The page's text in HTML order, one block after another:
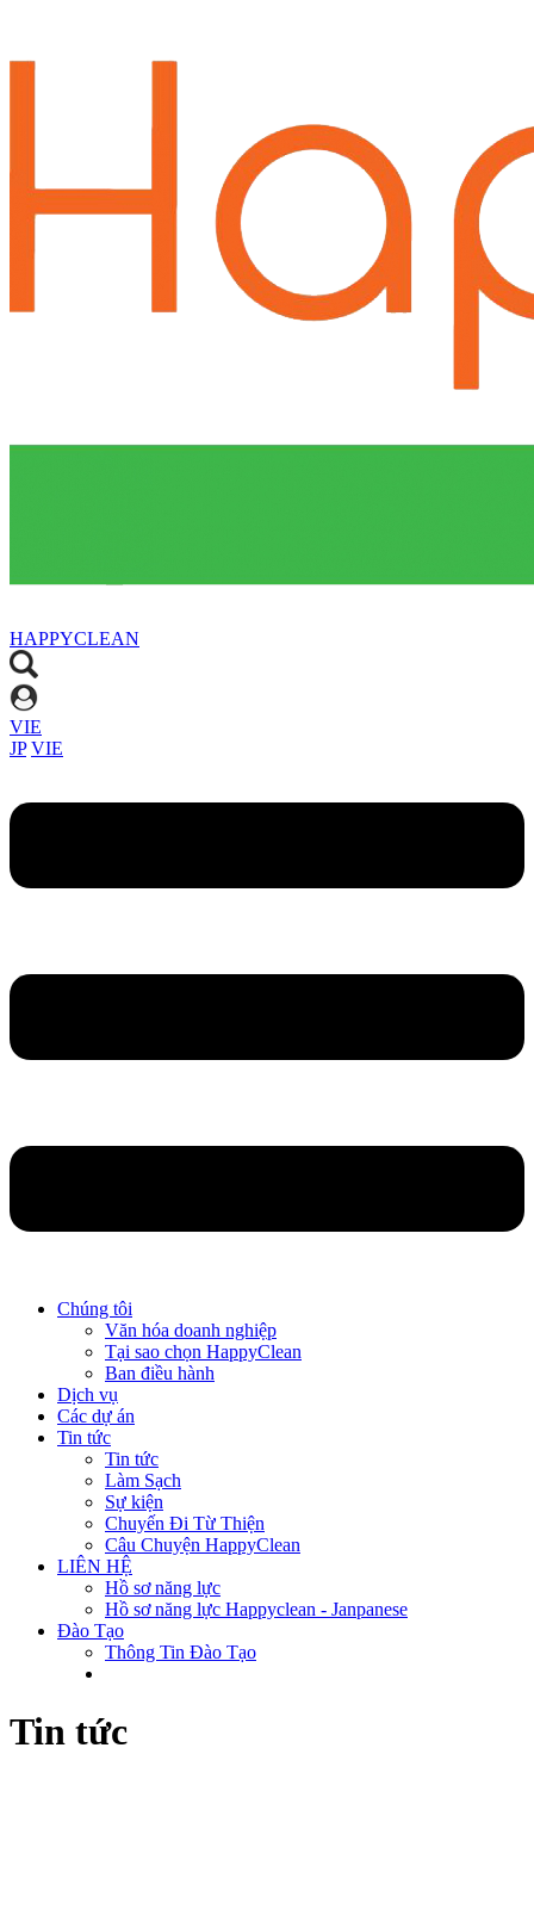
HAPPYCLEAN
VIE
JP VIE
Chúng tôi
Văn hóa doanh nghiệp
Tại sao chọn HappyClean
Ban điều hành
Dịch vụ
Các dự án
Tin tức
Tin tức
Làm Sạch
Sự kiện
Chuyến Đi Từ Thiện
Câu Chuyện HappyClean
LIÊN HỆ
Hồ sơ năng lực
Hồ sơ năng lực Happyclean - Janpanese
Đào Tạo
Thông Tin Đào Tạo
Tin tức